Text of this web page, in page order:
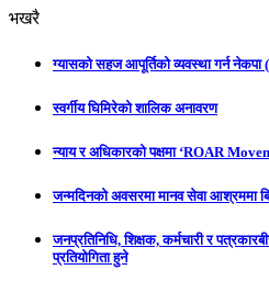
भखरै
ग्यासको सहज आपूर्तिको व्यवस्था गर्न
स्वर्गीय घिमिरेको शालिक अनावरण
न्याय र अधिकारको पक्षमा ‘ROAR
जन्मदिनको अवसरमा मानव सेवा आश्रममा
जनप्रतिनिधि, शिक्षक, कर्मचारी र
प्रतियोगिता हुने